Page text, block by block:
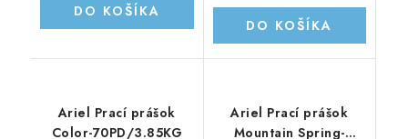
DO KOŠÍKA
DO KOŠÍKA
Ariel Prací prášok
Color-70PD/3.85KG
Ariel Prací prášok
Mountain Spring-